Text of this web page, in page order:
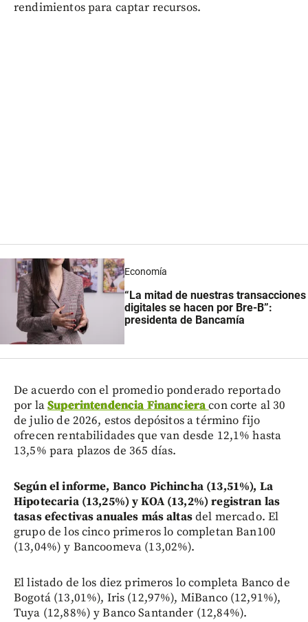
rendimientos para captar recursos.
Economía
“La mitad de nuestras transacciones
digitales se hacen por Bre-B”:
presidenta de Bancamía
De acuerdo con el promedio ponderado reportado
por laSuperintendencia Financieracon corte al 30
de julio de 2026, estos depósitos a término fijo
ofrecen rentabilidades que van desde 12,1% hasta
13,5% para plazos de 365 días.
Según el informe, Banco Pichincha (13,51%), La
Hipotecaria (13,25%) y KOA (13,2%) registran las
tasas efectivas anuales más altasdel mercado. El
grupo de los cinco primeros lo completan Ban100
(13,04%) y Bancoomeva (13,02%).
El listado de los diez primeros lo completa Banco de
Bogotá (13,01%), Iris (12,97%), MiBanco (12,91%),
Tuya (12,88%) y Banco Santander (12,84%).